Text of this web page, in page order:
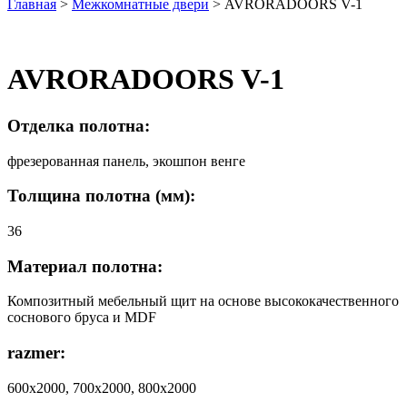
Главная > Межкомнатные двери > AVRORADOORS V-1
AVRORADOORS V-1
Отделка полотна:
фрезерованная панель, экошпон венге
Толщина полотна (мм):
36
Материал полотна:
Композитный мебельный щит на основе высококачественного
соснового бруса и MDF
razmer:
600х2000, 700х2000, 800х2000